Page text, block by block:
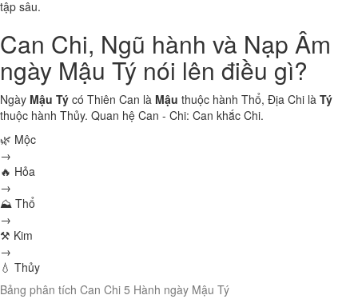
tập sâu.
Can Chi, Ngũ hành và Nạp Âm
ngày Mậu Tý nói lên điều gì?
Ngày Mậu Tý có Thiên Can là Mậu thuộc hành Thổ, Địa Chi là Tý
thuộc hành Thủy. Quan hệ Can - Chi: Can khắc Chi.
🌿 Mộc
→
🔥 Hỏa
→
⛰ Thổ
→
⚒ Kim
→
💧 Thủy
Bảng phân tích Can Chi 5 Hành ngày Mậu Tý